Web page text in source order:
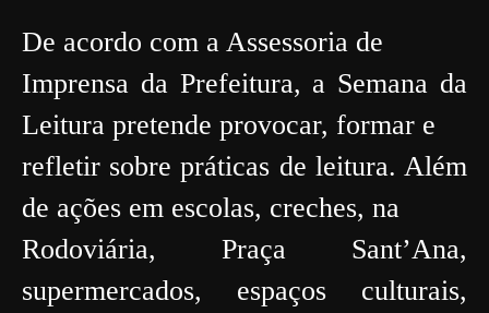
De acordo com a Assessoria de
Imprensa da Prefeitura, a Semana da
Leitura pretende provocar, formar e
refletir sobre práticas de leitura. Além
de ações em escolas, creches, na
Rodoviária, Praça Sant’Ana,
supermercados, espaços culturais,